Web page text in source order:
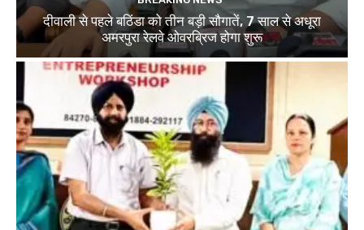
दीवाली से पहले बठिंडा को तीन बड़ी सौगातें, 7 साल से अधूरा
अमरपुरा रेलवे ओवरब्रिज होगा शुरू